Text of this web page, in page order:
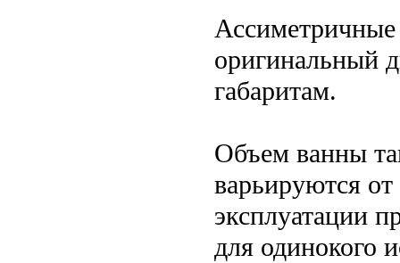
оригинальный
габаритам.
Объем ванны
варьируются
эксплуатации
для одинокого